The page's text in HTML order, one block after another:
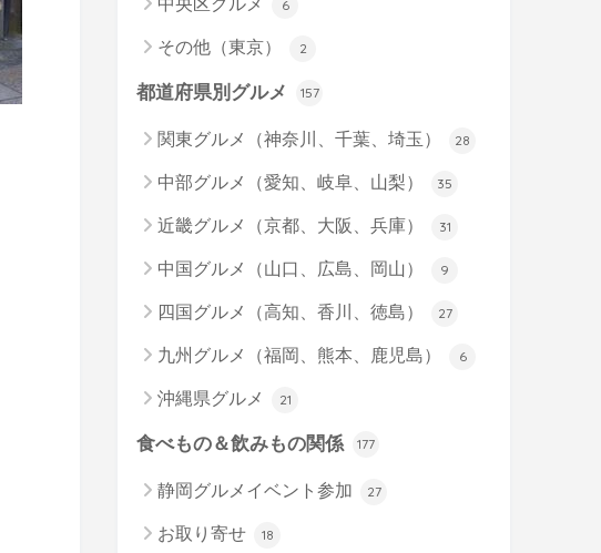
6
その他（東京） 2
都道府県別グルメ 157
関東グルメ（神奈川、千葉、埼玉） 28
中部グルメ（愛知、岐阜、山梨） 35
近畿グルメ（京都、大阪、兵庫） 31
中国グルメ（山口、広島、岡山） 9
四国グルメ（高知、香川、徳島） 27
九州グルメ（福岡、熊本、鹿児島） 6
沖縄県グルメ 21
食べもの＆飲みもの関係 177
静岡グルメイベント参加 27
お取り寄せ 18